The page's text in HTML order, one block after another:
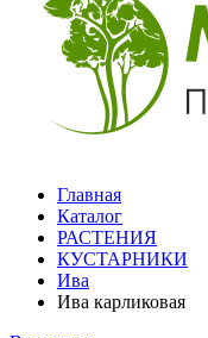
Главная
Каталог
РАСТЕНИЯ
КУСТАРНИКИ
Ива
Ива карликовая